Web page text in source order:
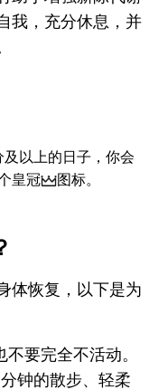
我，充分休息，并
以上的日子，你会
皇冠
图标。
体恢复，以下是为
要完全不活动。
钟的散步、轻柔